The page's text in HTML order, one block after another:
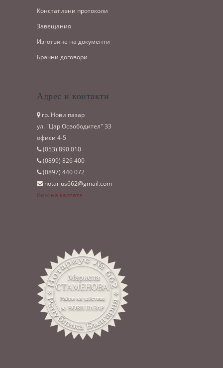
Констативни протоколи
Завещания
Изготвяне на документи
Брачни договори
Адрес и контакти
гр. Нови пазар
ул. "Цар Освободител" 33
офиси 4-5
(053)­ 890 010
(0899)­ 826 400
(0897)­ 440 072
notarius662@gmail.com
Виж на картата